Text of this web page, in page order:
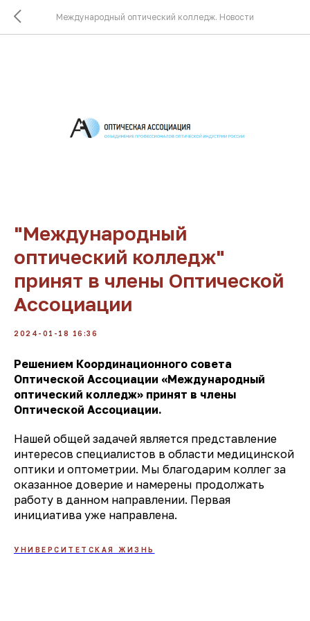
Международный оптический колледж. Новости
"Международный
оптический колледж"
принят в члены Оптической
Ассоциации
2024-01-18 16:36
Решением Координационного совета
Оптической Ассоциации «Международный
оптический колледж» принят в члены
Оптической Ассоциации.
Нашей общей задачей является представление
интересов специалистов в области медицинской
оптики и оптометрии. Мы благодарим коллег за
оказанное доверие и намерены продолжать
работу в данном направлении. Первая
инициатива уже направлена.
УНИВЕРСИТЕТСКАЯ ЖИЗНЬ